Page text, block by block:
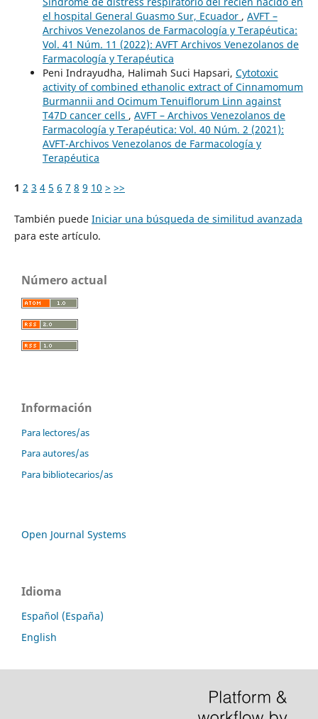
el hospital General Guasmo Sur, Ecuador , AVFT –
Archivos Venezolanos de Farmacología y Terapéutica:
Vol. 41 Núm. 11 (2022): AVFT Archivos Venezolanos de
Farmacología y Terapéutica
Peni Indrayudha, Halimah Suci Hapsari, Cytotoxic
activity of combined ethanolic extract of Cinnamomum
Burmannii and Ocimum Tenuiflorum Linn against
T47D cancer cells , AVFT – Archivos Venezolanos de
Farmacología y Terapéutica: Vol. 40 Núm. 2 (2021):
AVFT-Archivos Venezolanos de Farmacología y
Terapéutica
1 2 3 4 5 6 7 8 9 10 > >>
También puede Iniciar una búsqueda de similitud avanzada
para este artículo.
Número actual
Información
Para lectores/as
Para autores/as
Para bibliotecarios/as
Open Journal Systems
Idioma
Español (España)
English